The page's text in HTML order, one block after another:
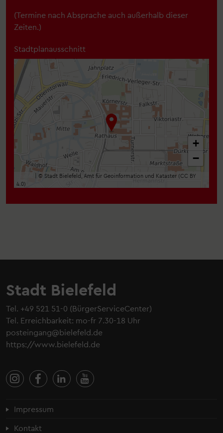
(Termine nach Absprache auch außerhalb dieser
Zeiten.)
Stadtplanausschnitt
+
−
| © Stadt Bielefeld, Amt für Geoinformation und Kataster (CC BY
4.0)
Stadt Bielefeld
Tel. +49 521 51-0 (BürgerServiceCenter)
Tel. Erreichbarkeit: mo-fr 7.30-18 Uhr
posteingang@bielefeld.de
https://www.bielefeld.de
Fußzeilenmenü
Impressum
Kontakt